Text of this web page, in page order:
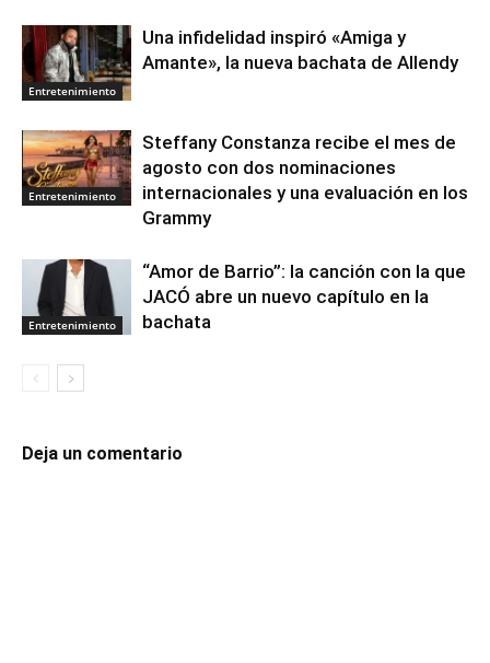
Entretenimiento
Una infidelidad inspiró «Amiga y
Amante», la nueva bachata de Allendy
Entretenimiento
Steffany Constanza recibe el mes de
agosto con dos nominaciones
internacionales y una evaluación en los
Grammy
Entretenimiento
“Amor de Barrio”: la canción con la que
JACÓ abre un nuevo capítulo en la
bachata
Deja un comentario